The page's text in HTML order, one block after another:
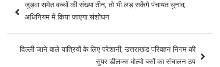
navigation
जुड़वा समेत बच्चों की संख्या तीन, तो भी लड़ सकेंगे पंचायत चुनाव;
अधिनियम में किया जाएगा संशोधन
दिल्ली जाने वाले यात्रियों के लिए परेशानी, उत्तराखंड परिवहन निगम की
सुपर डीलक्स वोल्वो बसों का संचालन ठप